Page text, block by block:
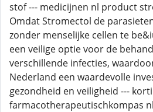
stof --- medicijnen nl product
Omdat Stromectol de
zonder menselijke cellen te
een veilige optie voor de
verschillende infecties,
Nederland een waardevolle
gezondheid en veiligheid ---
farmacotherapeutischkompas